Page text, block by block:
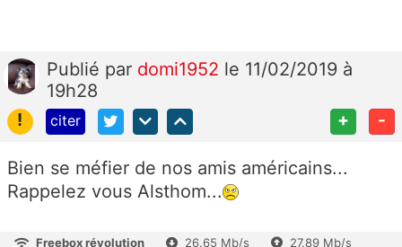
Publié par domi1952 le 11/02/2019 à
19h28
!
citer + -
Bien se méfier de nos amis américains...
Rappelez vous Alsthom...
Freebox révolution 26.65 Mb/s 27.89 Mb/s